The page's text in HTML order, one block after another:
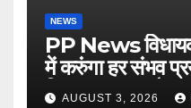
NEWS
PP News
में करुंगा हर संभव
किसान मजदूर चौपाल
AUGUST 3, 2026